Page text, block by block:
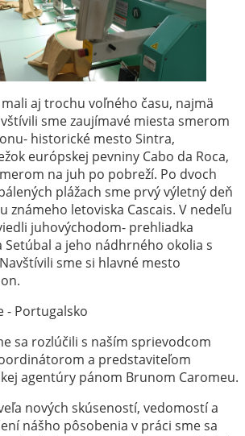
aj trochu voľného času, najmä
sme zaujímavé miesta smerom
historické mesto Sintra,
európskej pevniny Cabo da Roca,
na juh po pobreží. Po dvoch
plážach sme prvý výletný deň
známeho letoviska Cascais. V nedeľu
juhovýchodom- prehliadka
Setúbal a jeho nádhrného okolia s
sme si hlavné mesto
sa rozlúčili s naším sprievodcom
a predstaviteľom
agentúry pánom Brunom Caromeu.
nových skúseností, vedomostí a
nášho pôsobenia v práci sme sa